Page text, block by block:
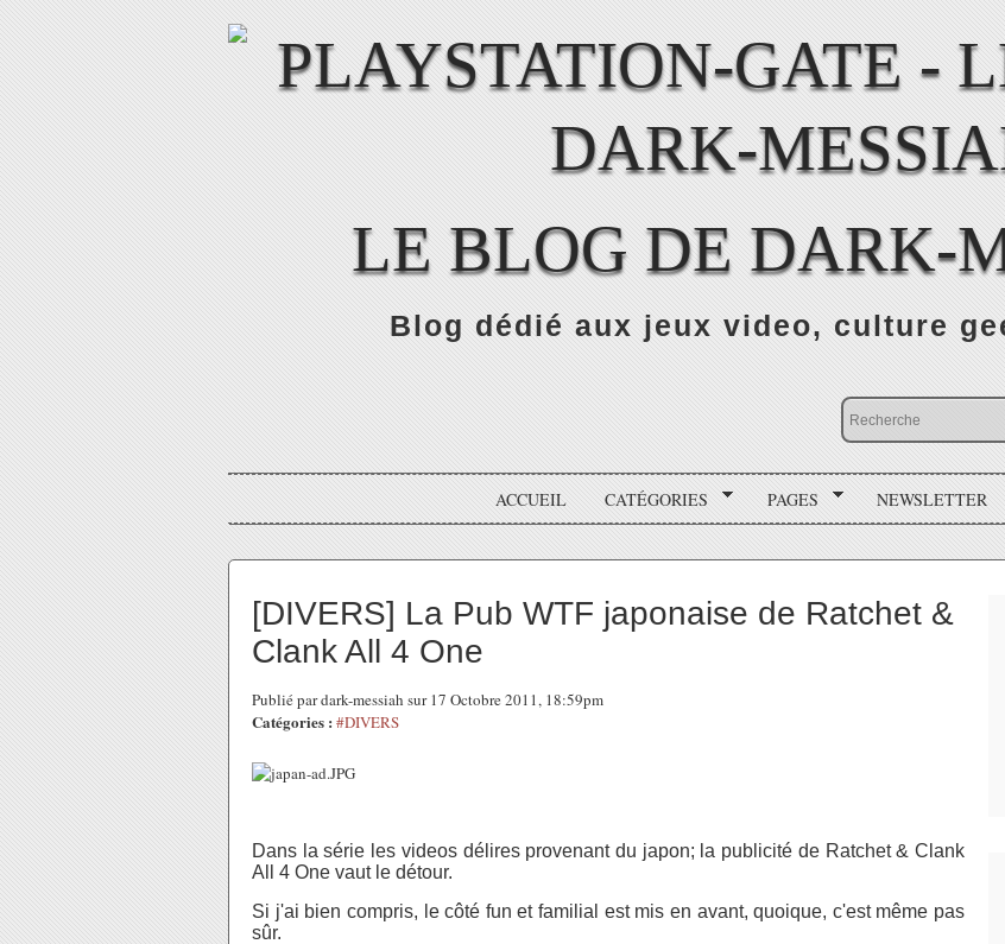
LE BLOG DE DARK-
Blog dédié aux jeux video, culture
ACCUEIL CATÉGORIES PAGES NEWSLETTER
[DIVERS] La Pub WTF japonaise de Ratchet &
Clank All 4 One
Publié par dark-messiah sur 17 Octobre 2011, 18:59pm
Catégories : #DIVERS
Dans la série les videos délires provenant du japon; la publicité de Ratchet & Clank
All 4 One vaut le détour.
Si j'ai bien compris, le côté fun et familial est mis en avant, quoique, c'est même pas
sûr.